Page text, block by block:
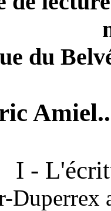
du
I -
Duperrex